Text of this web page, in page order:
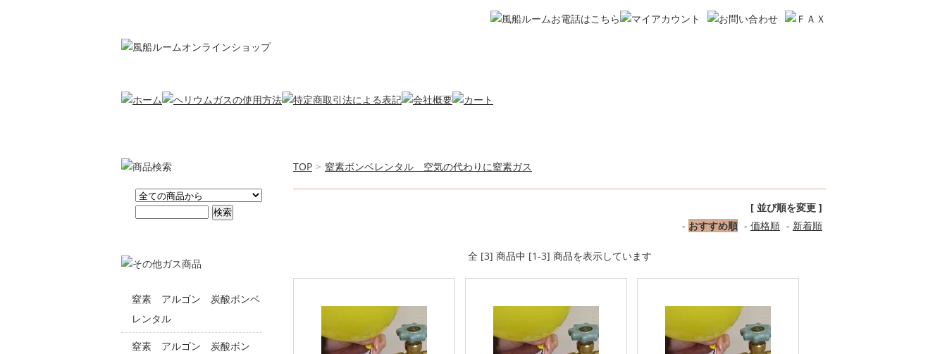
窒素 アルゴン 炭酸ボンベ
レンタル
窒素 アルゴン 炭酸ボン
TOP > 窒素ボンベレンタル 空気の代わりに窒素ガス
[ 並び順を変更 ]
- おすすめ順 - 価格順 - 新着順
全 [3] 商品中 [1-3] 商品を表示しています